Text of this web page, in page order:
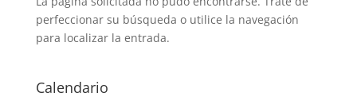
perfeccionar su búsqueda o utilice la navegación
para localizar la entrada.
Calendario